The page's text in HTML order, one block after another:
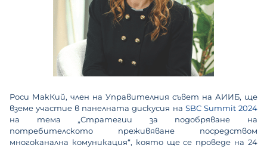
Роси МакКий, член на Управителния съвет на АИИБ, ще
вземе участие в панелната дискусия на SBC Summit 2024
на тема „Стратегии за подобряване на
потребителското преживяване посредством
многоканална комуникация“, която ще се проведе на 24